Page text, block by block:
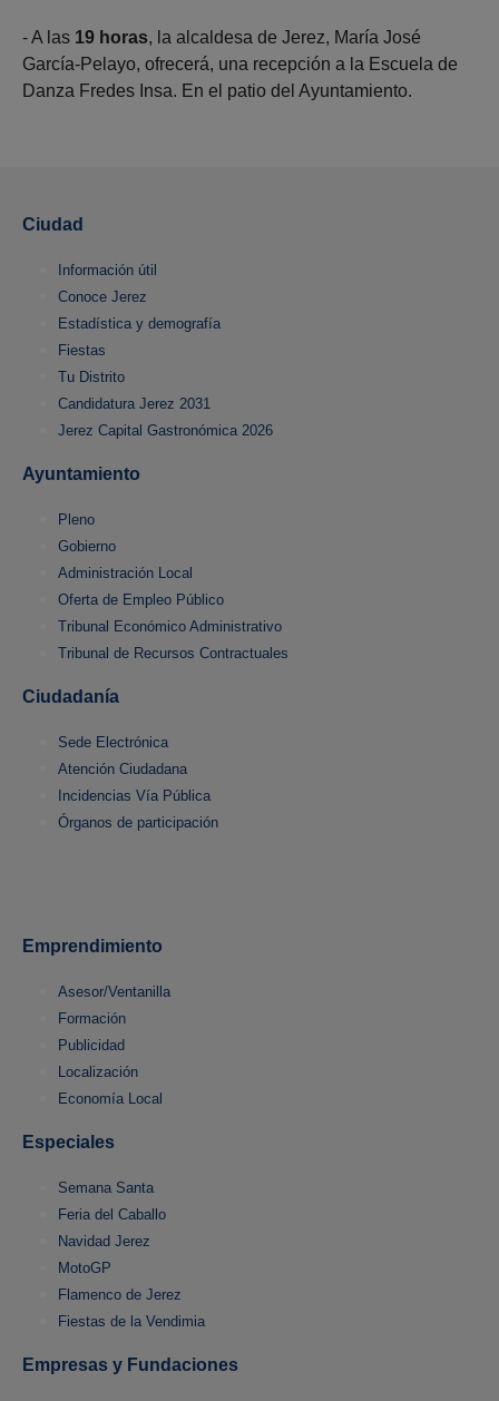
- A las 19 horas, la alcaldesa de Jerez, María José
García-Pelayo, ofrecerá, una recepción a la Escuela de
Danza Fredes Insa. En el patio del Ayuntamiento.
Ciudad
Información útil
Conoce Jerez
Estadística y demografía
Fiestas
Tu Distrito
Candidatura Jerez 2031
Jerez Capital Gastronómica 2026
Ayuntamiento
Pleno
Gobierno
Administración Local
Oferta de Empleo Público
Tribunal Económico Administrativo
Tribunal de Recursos Contractuales
Ciudadanía
Sede Electrónica
Atención Ciudadana
Incidencias Vía Pública
Órganos de participación
Emprendimiento
Asesor/Ventanilla
Formación
Publicidad
Localización
Economía Local
Especiales
Semana Santa
Feria del Caballo
Navidad Jerez
MotoGP
Flamenco de Jerez
Fiestas de la Vendimia
Empresas y Fundaciones